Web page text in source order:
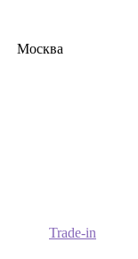
Москва
Trade-in